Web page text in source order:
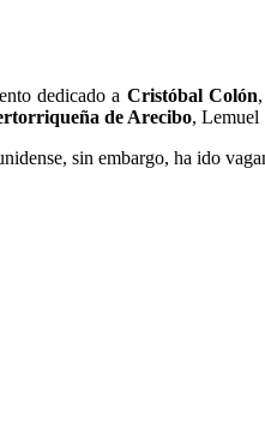
dedicado a Cristóbal Colón
de Arecibo, Lemuel
sin embargo, ha ido